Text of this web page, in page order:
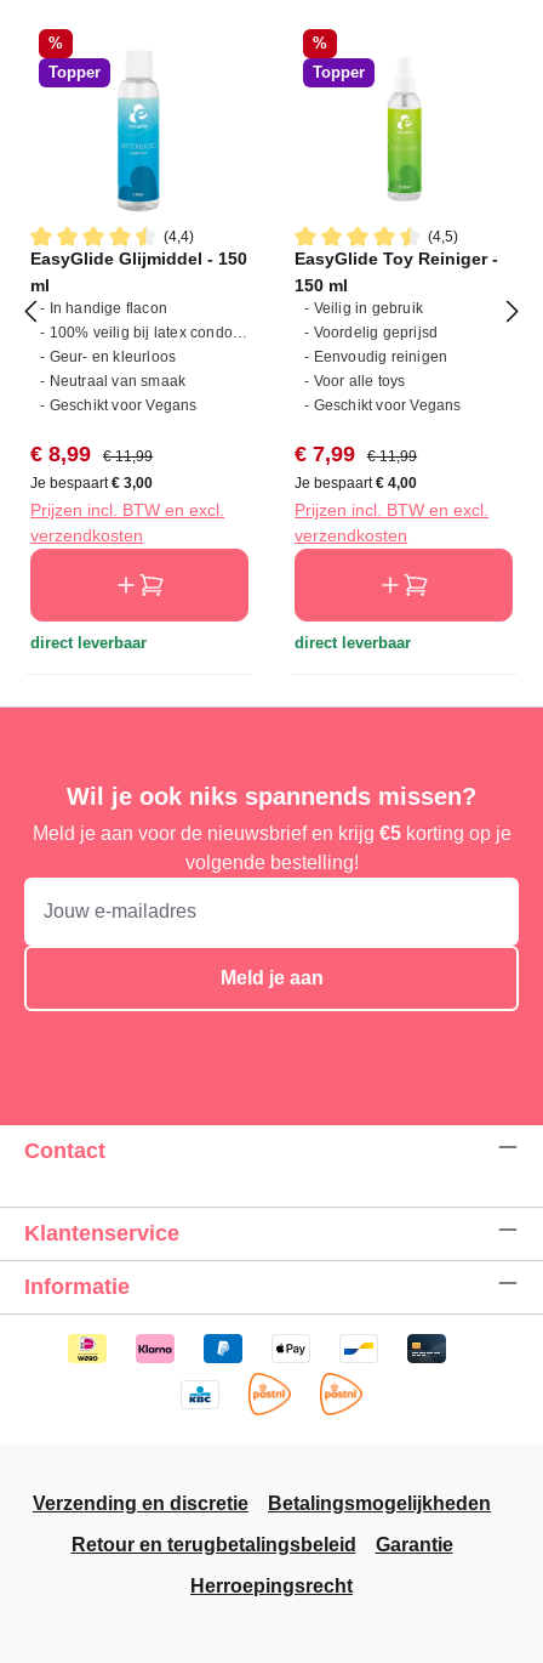
Korting
%
Topper
(4,4)
Gemiddelde waardering van 4.4 van 5 sterren
EasyGlide Glijmiddel - 150
ml
- In handige flacon
- 100% veilig bij latex condooms
- Geur- en kleurloos
- Neutraal van smaak
- Geschikt voor Vegans
Verkoopprijs:
€ 8,99 Normale prijs:
€ 11,99
Je bespaart€ 3,00
Prijzen incl. BTW en excl.
verzendkosten
direct leverbaar
Korting
%
Topper
(4,5)
Gemiddelde waardering van
EasyGlide Toy Reiniger -
150 ml
- Veilig in gebruik
- Voordelig geprijsd
- Eenvoudig reinigen
- Voor alle toys
- Geschikt voor Vegans
Verkoopprijs:
€ 7,99 Normale prijs:
€ 11,99
Je bespaart€ 4,00
Prijzen incl. BTW en excl.
verzendkosten
direct leverbaar
Wil je ook niks spannends missen?
Meld je aan voor de nieuwsbrief en krijg €5korting op je
volgende bestelling!
Meld je aan
Contact
Klantenservice
Informatie
Verzending en discretie
Betalingsmogelijkheden
Retour en terugbetalingsbeleid
Garantie
Herroepingsrecht